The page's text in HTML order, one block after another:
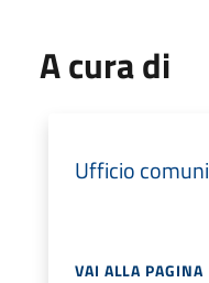
A cura di
Ufficio
VAI ALLA PAGINA